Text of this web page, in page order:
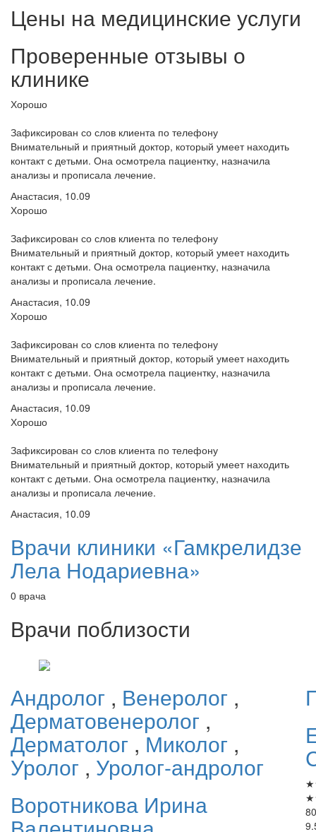
Цены на медицинские услуги
Проверенные отзывы о
клинике
Хорошо
Зафиксирован со слов клиента по телефону
Внимательный и приятный доктор, который умеет находить
контакт с детьми. Она осмотрела пациентку, назначила
анализы и прописала лечение.
Анастасия, 10.09
Хорошо
Зафиксирован со слов клиента по телефону
Внимательный и приятный доктор, который умеет находить
контакт с детьми. Она осмотрела пациентку, назначила
анализы и прописала лечение.
Анастасия, 10.09
Хорошо
Зафиксирован со слов клиента по телефону
Внимательный и приятный доктор, который умеет находить
контакт с детьми. Она осмотрела пациентку, назначила
анализы и прописала лечение.
Анастасия, 10.09
Хорошо
Зафиксирован со слов клиента по телефону
Внимательный и приятный доктор, который умеет находить
контакт с детьми. Она осмотрела пациентку, назначила
анализы и прописала лечение.
Анастасия, 10.09
Врачи клиники «Гамкрелидзе
Лела Нодариевна»
0 врача
Врачи поблизости
Андролог , Венеролог ,
Дерматовенеролог ,
Дерматолог , Миколог ,
Уролог , Уролог-андролог
Воротникова Ирина
★
★